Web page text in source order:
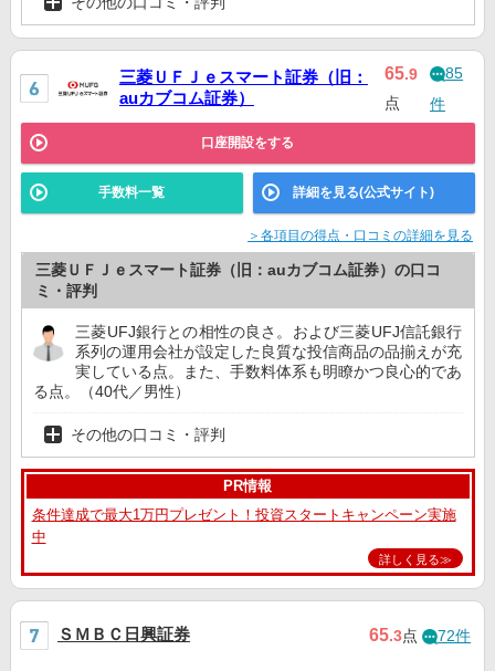
三菱ＵＦＪｅスマート証券（旧：
auカブコム証券）
65.9
点
85
件
口座開設をする
手数料一覧 詳細を見る(公式サイト)
＞各項目の得点・口コミの詳細を見る
三菱ＵＦＪｅスマート証券（旧：auカブコム証券）の口コ
ミ・評判
三菱UFJ銀行との相性の良さ。および三菱UFJ信託銀行
系列の運用会社が設定した良質な投信商品の品揃えが充
実している点。また、手数料体系も明瞭かつ良心的であ
る点。（40代／男性）
その他の口コミ・評判
PR情報
条件達成で最大1万円プレゼント！投資スタートキャンペーン実施
中
詳しく見る≫
ＳＭＢＣ日興証券 65.3点 72件